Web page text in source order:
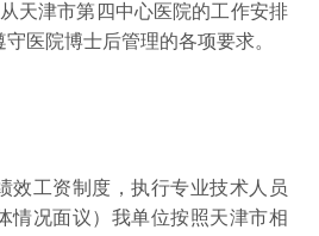
天津市第四中心医院的工作安排
医院博士后管理的各项要求。
效工资制度，执行专业技术人员
情况面议）我单位按照天津市相